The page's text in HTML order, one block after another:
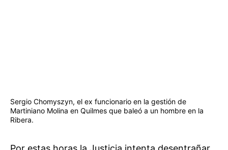
Sergio Chomyszyn, el ex funcionario en la gestión de
Martiniano Molina en Quilmes que baleó a un hombre en la
Ribera.